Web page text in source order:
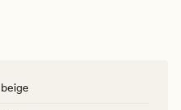
beige